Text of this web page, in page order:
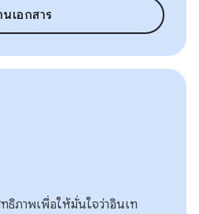
นเอกสาร
ธิภาพเพื่อให้มั่นใจว่าอินเท